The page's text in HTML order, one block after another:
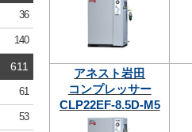
36
140
611
61
53
アネスト岩田
コンプレッサー
CLP22EF-8.5D-M5